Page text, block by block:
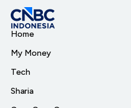
Home
My Money
Tech
Sharia